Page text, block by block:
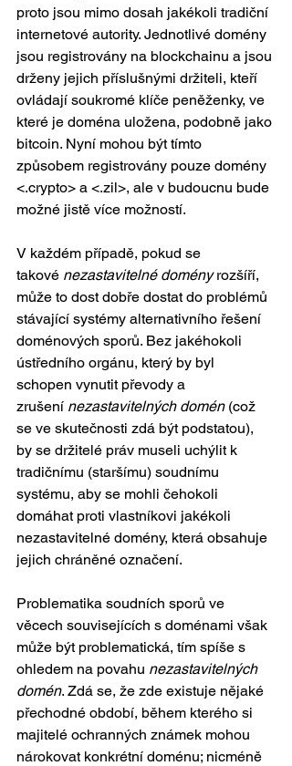
proto jsou mimo dosah jakékoli tradiční
internetové autority. Jednotlivé domény
jsou registrovány na blockchainu a jsou
drženy jejich příslušnými držiteli, kteří
ovládají soukromé klíče peněženky, ve
které je doména uložena, podobně jako
bitcoin. Nyní mohou být tímto
způsobem registrovány pouze domény
<.crypto> a <.zil>, ale v budoucnu bude
možné jistě více možností.
V každém případě, pokud se
takové nezastavitelné domény rozšíří,
může to dost dobře dostat do problémů
stávající systémy alternativního řešení
doménových sporů. Bez jakéhokoli
ústředního orgánu, který by byl
schopen vynutit převody a
zrušení nezastavitelných domén (což
se ve skutečnosti zdá být podstatou),
by se držitelé práv museli uchýlit k
tradičnímu (staršímu) soudnímu
systému, aby se mohli čehokoli
domáhat proti vlastníkovi jakékoli
nezastavitelné domény, která obsahuje
jejich chráněné označení.
Problematika soudních sporů ve
věcech souvisejících s doménami však
může být problematická, tím spíše s
ohledem na povahu nezastavitelných
domén. Zdá se, že zde existuje nějaké
přechodné období, během kterého si
majitelé ochranných známek mohou
nárokovat konkrétní doménu; nicméně